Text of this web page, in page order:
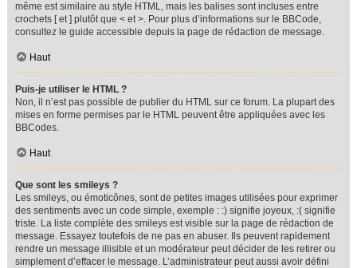
même est similaire au style HTML, mais les balises sont incluses entre
crochets [ et ] plutôt que < et >. Pour plus d’informations sur le BBCode,
consultez le guide accessible depuis la page de rédaction de message.
Haut
Puis-je utiliser le HTML ?
Non, il n’est pas possible de publier du HTML sur ce forum. La plupart des
mises en forme permises par le HTML peuvent être appliquées avec les
BBCodes.
Haut
Que sont les smileys ?
Les smileys, ou émoticônes, sont de petites images utilisées pour exprimer
des sentiments avec un code simple, exemple : :) signifie joyeux, :( signifie
triste. La liste complète des smileys est visible sur la page de rédaction de
message. Essayez toutefois de ne pas en abuser. Ils peuvent rapidement
rendre un message illisible et un modérateur peut décider de les retirer ou
simplement d’effacer le message. L’administrateur peut aussi avoir défini